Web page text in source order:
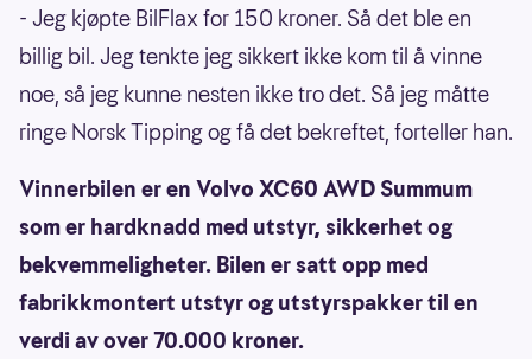
- Jeg kjøpte BilFlax for 150 kroner. Så det ble en
billig bil. Jeg tenkte jeg sikkert ikke kom til å vinne
noe, så jeg kunne nesten ikke tro det. Så jeg måtte
ringe Norsk Tipping og få det bekreftet, forteller han.
Vinnerbilen er en Volvo XC60 AWD Summum
som er hardknadd med utstyr, sikkerhet og
bekvemmeligheter. Bilen er satt opp med
fabrikkmontert utstyr og utstyrspakker til en
verdi av over 70.000 kroner.